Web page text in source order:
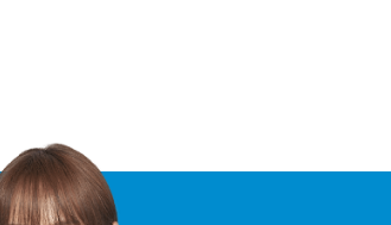
2023年第4四半期